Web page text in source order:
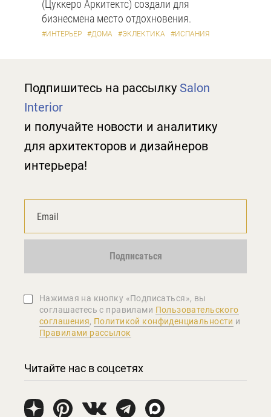
(Цуккеро Аркитектс) создали для
бизнесмена место отдохновения.
#ИНТЕРЬЕР #ДОМА #ЭКЛЕКТИКА #ИСПАНИЯ
Подпишитесь на рассылку Salon
Interior
и получайте новости и аналитику
для архитекторов и дизайнеров
интерьера!
Подписаться
Нажимая на кнопку «Подписаться», вы
соглашаетеcь с правилами Пользовательского
соглашения, Политикой конфиденциальности и
Правилами рассылок
Читайте нас в соцсетях